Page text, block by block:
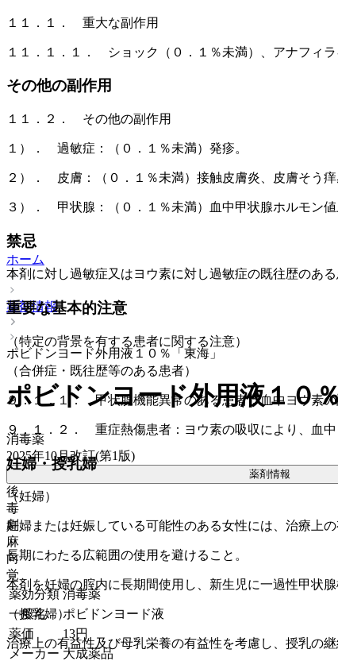
１１．１． 重大な副作用
１１．１．１． ショック（０．１％未満）、アナフィ
その他の副作用
１１．２． その他の副作用
１）． 過敏症：（０．１％未満）発疹。
２）． 皮膚：（０．１％未満）接触皮膚炎、皮膚そう痒
３）． 甲状腺：（０．１％未満）血中甲状腺ホルモン
禁忌
本剤に対し過敏症又はヨウ素に対し過敏症の既往歴のある
重要な基本的注意
（特定の背景を有する患者に関する注意）
（合併症・既往歴等のある患者）
９．１．１． 甲状腺機能異常のある患者：血中ヨウ素
９．１．２． 重症熱傷患者：ヨウ素の吸収により、血中
妊婦・授乳婦
（妊婦）
妊婦または妊娠している可能性のある女性には、治療上
長期にわたる広範囲の使用を避けること。
本剤を妊婦の腟内に長期間使用し、新生児に一過性甲状
（授乳婦）
治療上の有益性及び母乳栄養の有益性を考慮し、授乳の継
ホーム
薬剤情報
ポビドンヨード外用液１０％「東海」
ポビドンヨード外用液１０
消毒薬
2025年10月改訂(第1版)
薬剤情報
後
毒
劇
麻
向
覚
薬効分類 消毒薬
一般名
ポビドンヨード液
薬価
13円
メーカー 大成薬品